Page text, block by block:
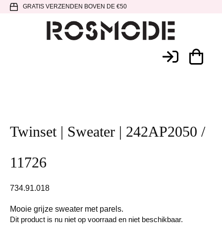
Spring
hoofdnavigatie
Door
SpringGRATIS VERZENDEN BOVEN DE €50
Twinset | Sweater | 242AP2050 /
11726
734.91.018
Mooie grijze sweater met parels.
Dit product is nu niet op voorraad en niet beschikbaar.